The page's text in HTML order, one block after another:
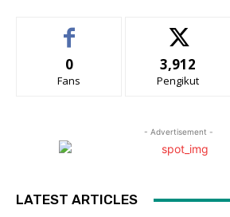
0
Fans
3,912
Pengikut
- Advertisement -
LATEST ARTICLES